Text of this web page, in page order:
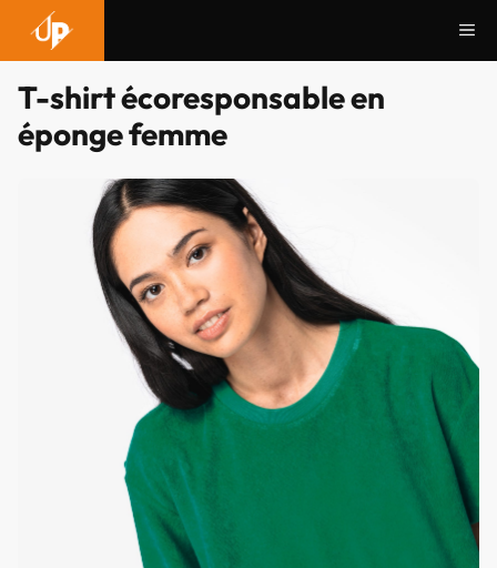
contenu
T-shirt écoresponsable en
éponge femme